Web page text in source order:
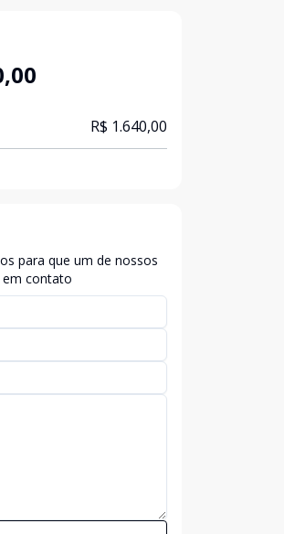
R$ 1.640,00
para que um de nossos
em contato